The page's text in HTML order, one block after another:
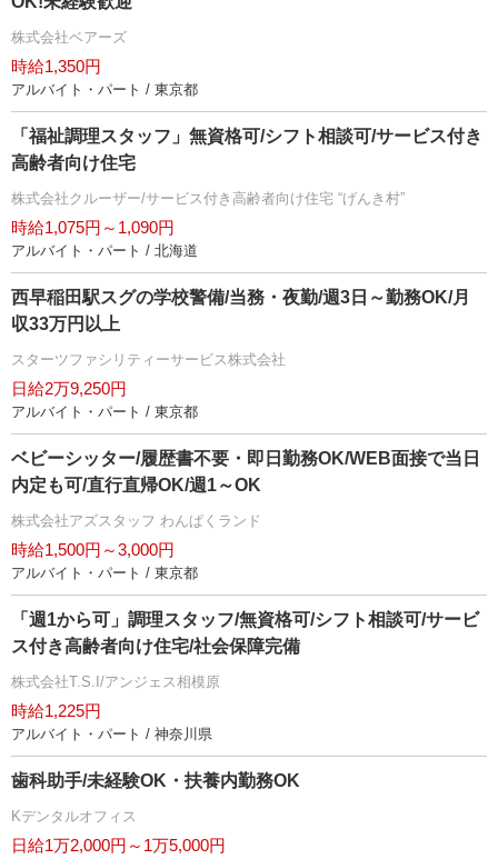
株式会社ベアーズ
時給1,350円
アルバイト・パート / 東京都
「福祉調理スタッフ」無資格可/シフト相談可/サービス付き
高齢者向け住宅
株式会社クルーザー/サービス付き高齢者向け住宅 “げんき村”
時給1,075円～1,090円
アルバイト・パート / 北海道
西早稲田駅スグの学校警備/当務・夜勤/週3日～勤務OK/月
収33万円以上
スターツファシリティーサービス株式会社
日給2万9,250円
アルバイト・パート / 東京都
ベビーシッター/履歴書不要・即日勤務OK/WEB面接で当日
内定も可/直行直帰OK/週1～OK
株式会社アズスタッフ わんぱくランド
時給1,500円～3,000円
アルバイト・パート / 東京都
「週1から可」調理スタッフ/無資格可/シフト相談可/サービ
ス付き高齢者向け住宅/社会保障完備
株式会社T.S.I/アンジェス相模原
時給1,225円
アルバイト・パート / 神奈川県
歯科助手/未経験OK・扶養内勤務OK
Kデンタルオフィス
日給1万2,000円～1万5,000円